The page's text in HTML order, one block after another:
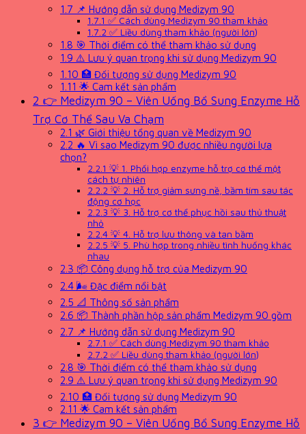
1.7 📌 Hướng dẫn sử dụng Medizym 90
1.7.1 ✅ Cách dùng Medizym 90 tham khảo
1.7.2 ✅ Liều dùng tham khảo (người lớn)
1.8 🎯 Thời điểm có thể tham khảo sử dụng
1.9 ⚠️ Lưu ý quan trọng khi sử dụng Medizym 90
1.10 🏥 Đối tượng sử dụng Medizym 90
1.11 🌟 Cam kết sản phẩm
2 👉 Medizym 90 – Viên Uống Bổ Sung Enzyme Hỗ
Trợ Cơ Thể Sau Va Chạm
2.1 🌿 Giới thiệu tổng quan về Medizym 90
2.2 🔥 Vì sao Medizym 90 được nhiều người lựa
chọn?
2.2.1 💡 1. Phối hợp enzyme hỗ trợ cơ thể một
cách tự nhiên
2.2.2 💡 2. Hỗ trợ giảm sưng nề, bầm tím sau tác
động cơ học
2.2.3 💡 3. Hỗ trợ cơ thể phục hồi sau thủ thuật
nhỏ
2.2.4 💡 4. Hỗ trợ lưu thông và tan bầm
2.2.5 💡 5. Phù hợp trong nhiều tình huống khác
nhau
2.3 📦 Công dụng hỗ trợ của Medizym 90
2.4 🌬 Đặc điểm nổi bật
2.5 📐 Thông số sản phẩm
2.6 📦 Thành phần hộp sản phẩm Medizym 90 gồm
2.7 📌 Hướng dẫn sử dụng Medizym 90
2.7.1 ✅ Cách dùng Medizym 90 tham khảo
2.7.2 ✅ Liều dùng tham khảo (người lớn)
2.8 🎯 Thời điểm có thể tham khảo sử dụng
2.9 ⚠️ Lưu ý quan trọng khi sử dụng Medizym 90
2.10 🏥 Đối tượng sử dụng Medizym 90
2.11 🌟 Cam kết sản phẩm
3 👉 Medizym 90 – Viên Uống Bổ Sung Enzyme Hỗ